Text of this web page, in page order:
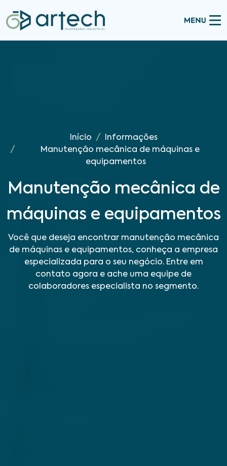
Início
Informações
Manutenção mecânica de máquinas e
equipamentos
Manutenção mecânica de
máquinas e equipamentos
Você que deseja encontrar manutenção mecânica
de máquinas e equipamentos, conheça a empresa
especializada para o seu negócio. Entre em
contato agora e ache uma equipe de
colaboradores especialista no segmento.